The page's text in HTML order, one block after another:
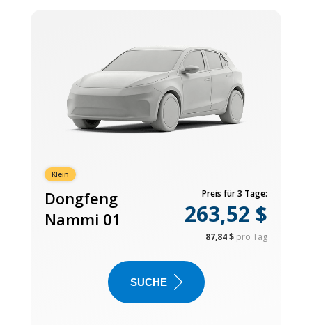
Klein
Dongfeng
Nammi 01
Preis für 3 Tage:
263,52 $
87,84 $ pro Tag
SUCHE